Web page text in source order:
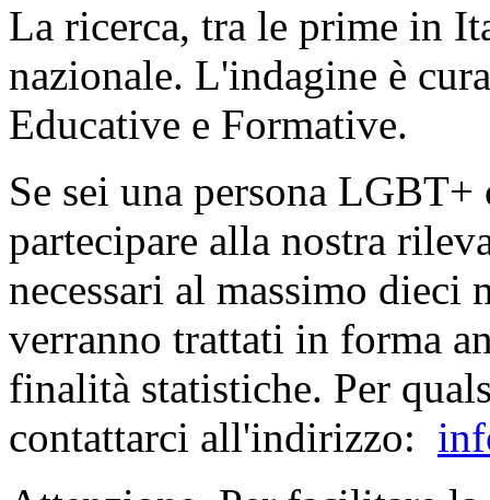
La ricerca, tra le prime in
nazionale. L'indagine è
Educative e Formative.
Se sei una persona
partecipare alla nostra
necessari al massimo
verranno trattati in forma
finalità statistiche. Per
contattarci all'indirizzo: